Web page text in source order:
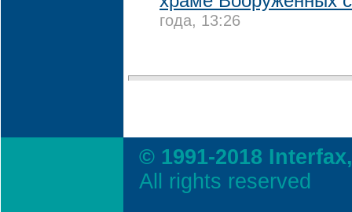
года, 13:26
© 1991-2018
All rights reserved